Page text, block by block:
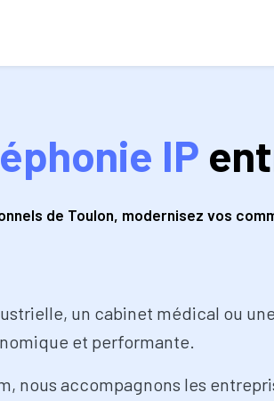
IP
de Toulon, modernisez vos
un cabinet médical ou
et performante.
nous accompagnons les